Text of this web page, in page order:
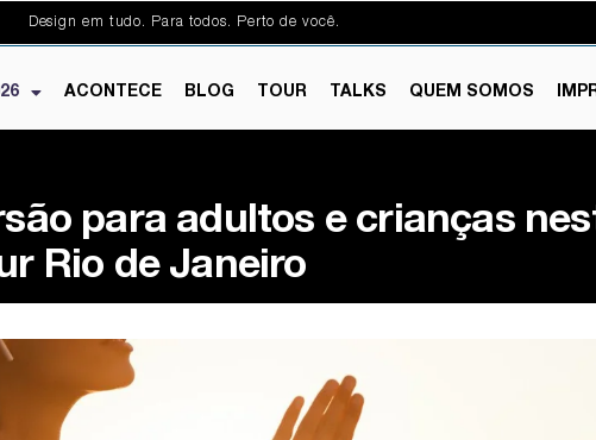
Design em tudo. Para todos. Perto de você.
ACONTECE BLOG TOUR TALKS QUEM SOMOS
para adultos e crianças
Rio de Janeiro